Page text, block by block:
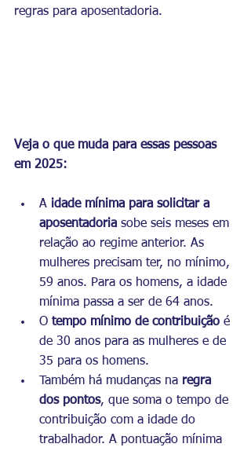
regras para aposentadoria.
Veja o que muda para essas pessoas
em 2025:
A idade mínima para solicitar a
aposentadoria sobe seis meses em
relação ao regime anterior. As
mulheres precisam ter, no mínimo,
59 anos. Para os homens, a idade
mínima passa a ser de 64 anos.
O tempo mínimo de contribuição é
de 30 anos para as mulheres e de
35 para os homens.
Também há mudanças na regra
dos pontos, que soma o tempo de
contribuição com a idade do
trabalhador. A pontuação mínima